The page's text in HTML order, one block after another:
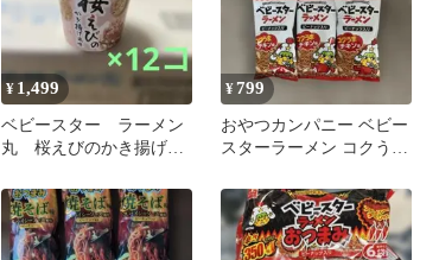
¥ 1,499
ベビースター ラーメン
丸 桜えびのかき揚げ風
12コ 一箱
¥799
おやつカンパニー ベビー
スターラーメン コクうま